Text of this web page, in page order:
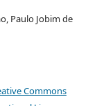
Paulo Jobim de
Commons